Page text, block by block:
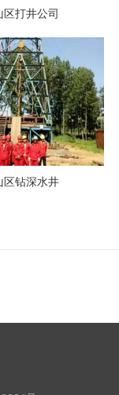
区打井公司
区钻深水井